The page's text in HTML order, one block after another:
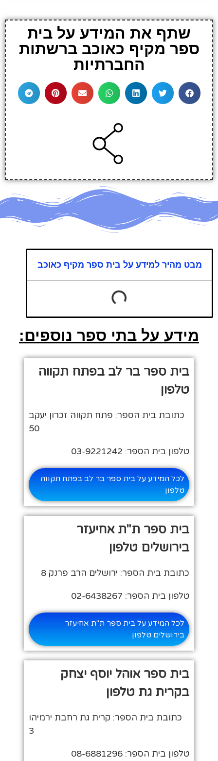
שתף את המידע על בית
ספר מקיף כאוכב ברשתות
החברתיות
מבט מהיר למידע על בית ספר מקיף כאוכב
מידע על בתי ספר נוספים:
בית ספר בר לב בפתח תקווה
טלפון
כתובת בית הספר: פתח תקווה זכרון יעקב
50
טלפון בית הספר: 03-9221242
לכל המידע על בית ספר בר לב בפתח תקווה
טלפון
בית ספר ת"ת אחיעזר
בירושלים טלפון
כתובת בית הספר: ירושלים הרב פרנק 8
טלפון בית הספר: 02-6438267
לכל המידע על בית ספר ת"ת אחיעזר
בירושלים טלפון
בית ספר אוהל יוסף יצחק
בקרית גת טלפון
כתובת בית הספר: קרית גת רחבת ירמיהו
3
טלפון בית הספר: 08-6881296